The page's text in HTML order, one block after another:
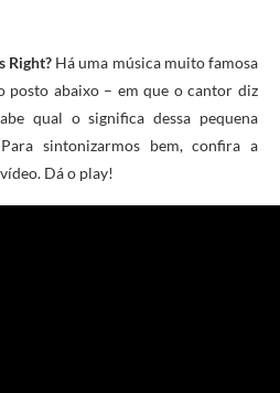
Right? Há uma música muito famosa
posto abaixo – em que o cantor diz
qual o significa dessa pequena
sintonizarmos bem, confira a
Dá o play!